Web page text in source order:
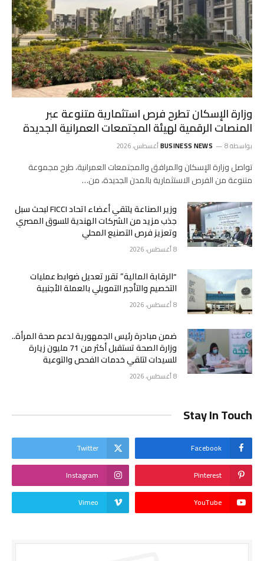
وزارة الإسكان تطرح فرص استثمارية متنوعة عبر
المنصات الرقمية لهيئة المجتمعات العمرانية الجديدة
بواسطة BUSINESS NEWS 8 أغسطس، 2026
تواصل وزارة الإسكان والمرافق والمجتمعات العمرانية، طرح مجموعة
متنوعة من الفرص الاستثمارية بالمدن الجديدة، من…
وزير الصناعة يلتقي أعضاء اتحاد FICCI لبحث سبل
جذب مزيد من الشركات الهندية للسوق المصري
وتعزيز فرص التصنيع المحلي
8 أغسطس، 2026
“الرقابة المالية” تقرر تعديل ضوابط عمليات
التخصيم والتأجير التمويلي بالعملة الأجنبية
8 أغسطس، 2026
ضمن مبادرة رئيس الجمهورية لدعم صحة المرأة..
وزارة الصحة تستقبل أكثر من 71 مليون زيارة
للسيدات لتلقي خدمات الفحص والتوعية
8 أغسطس، 2026
Stay In Touch
Facebook
Twitter
Pinterest
Instagram
YouTube
Vimeo